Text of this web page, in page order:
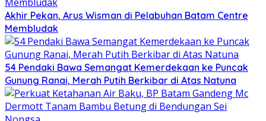
Akhir Pekan, Arus Wisman di Pelabuhan Batam Centre
Membludak
54 Pendaki Bawa Semangat Kemerdekaan ke Puncak
Gunung Ranai, Merah Putih Berkibar di Atas Natuna